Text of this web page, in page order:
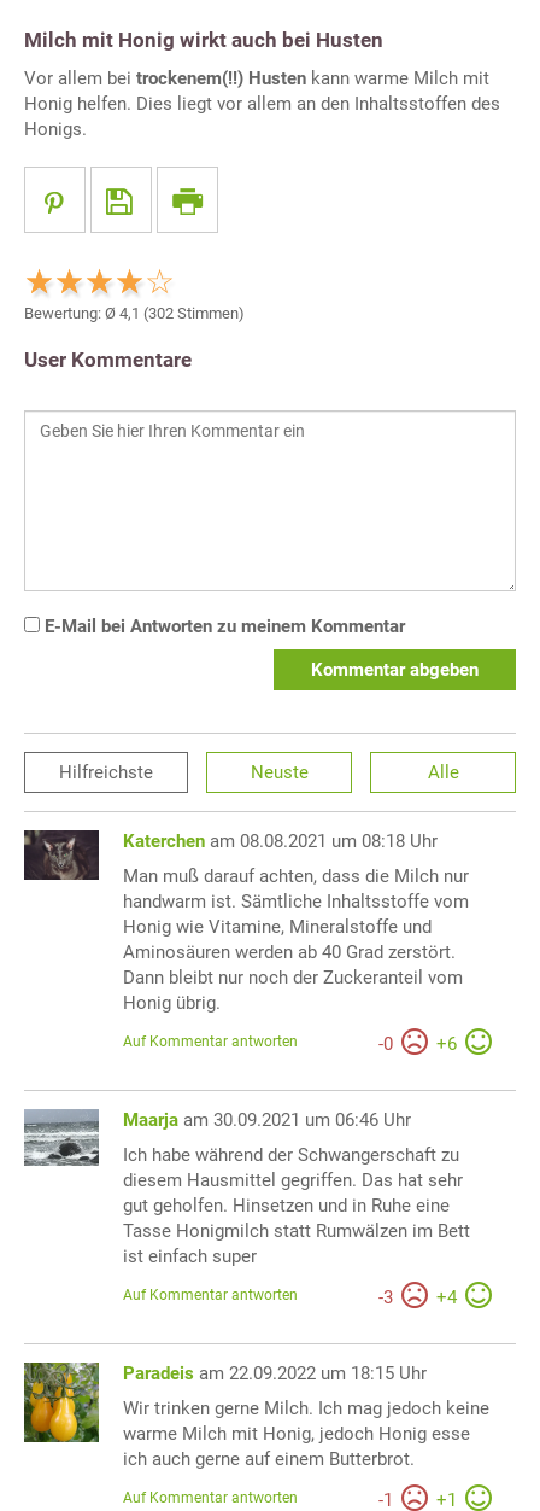
Milch mit Honig wirkt auch bei Husten
Vor allem bei trockenem(!!) Husten kann warme Milch mit
Honig helfen. Dies liegt vor allem an den Inhaltsstoffen des
Honigs.
Bewertung: Ø 4,1 (302 Stimmen)
User Kommentare
E-Mail bei Antworten zu meinem Kommentar
Kommentar abgeben
Hilfreichste Neuste Alle
Katerchen am 08.08.2021 um 08:18 Uhr
Man muß darauf achten, dass die Milch nur
handwarm ist. Sämtliche Inhaltsstoffe vom
Honig wie Vitamine, Mineralstoffe und
Aminosäuren werden ab 40 Grad zerstört.
Dann bleibt nur noch der Zuckeranteil vom
Honig übrig.
-0 +6
Auf Kommentar antworten
Maarja am 30.09.2021 um 06:46 Uhr
Ich habe während der Schwangerschaft zu
diesem Hausmittel gegriffen. Das hat sehr
gut geholfen. Hinsetzen und in Ruhe eine
Tasse Honigmilch statt Rumwälzen im Bett
ist einfach super
-3 +4
Auf Kommentar antworten
Paradeis am 22.09.2022 um 18:15 Uhr
Wir trinken gerne Milch. Ich mag jedoch keine
warme Milch mit Honig, jedoch Honig esse
ich auch gerne auf einem Butterbrot.
-1 +1
Auf Kommentar antworten